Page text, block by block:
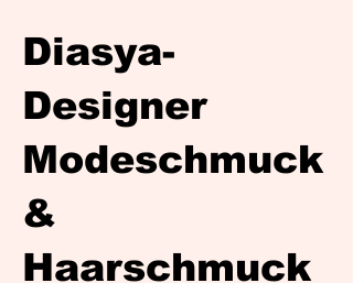
Diasya-
Designer
Modeschmuck
&
Haarschmuck